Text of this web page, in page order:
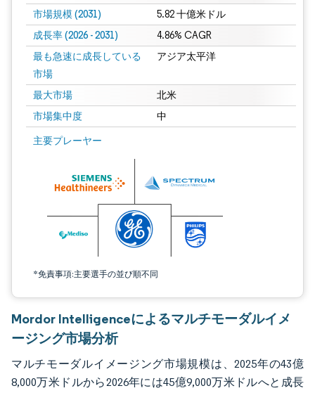
市場規模 (2031) 5.82 十億米ドル
成長率 (2026 - 2031) 4.86% CAGR
最も急速に成長している
市場
アジア太平洋
最大市場 北米
市場集中度 中
主要プレーヤー
*免責事項:主要選手の並び順不同
画像 © Mordor Intelligence。再利用にはCC BY 4.0の表示が必要です。
Mordor Intelligenceによるマルチモーダルイメ
ージング市場分析
マルチモーダルイメージング市場規模は、2025年の43億
8,000万米ドルから2026年には45億9,000万米ドルへと成長